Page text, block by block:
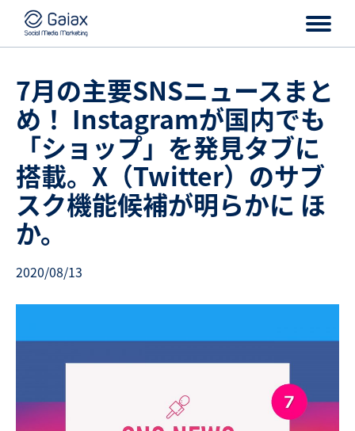
7月の主要SNSニュースまと
め！ Instagramが国内でも
「ショップ」を発見タブに
搭載。X（Twitter）のサブ
スク機能候補が明らかに ほ
か。
2020/08/13